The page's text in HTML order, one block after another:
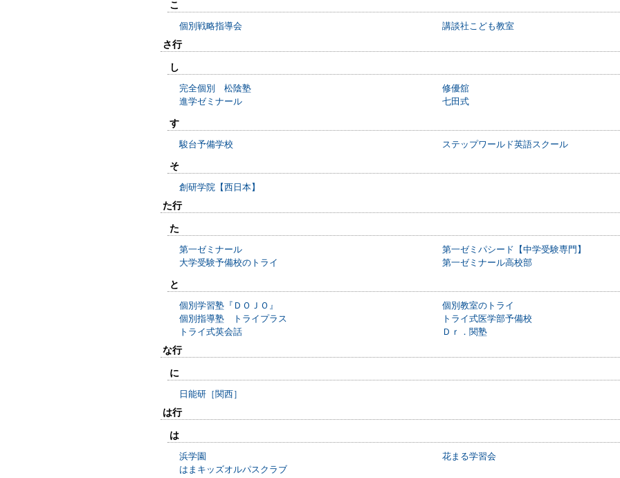
こ
個別戦略指導会 講談社こども教室
さ行
し
完全個別 松陰塾
修優舘
進学ゼミナール
七田式
す
駿台予備学校 ステップワールド英語スクール
そ
創研学院【西日本】
た行
た
第一ゼミナール
第一ゼミパシード【中学受験専門】
大学受験予備校のトライ
第一ゼミナール高校部
と
個別学習塾『ＤＯＪＯ』
個別教室のトライ
個別指導塾 トライプラス
トライ式医学部予備校
トライ式英会話
Ｄｒ．関塾
な行
に
日能研［関西］
は行
は
浜学園
花まる学習会
はまキッズオルパスクラブ